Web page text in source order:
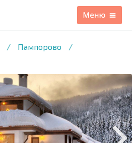
/ Пампорово
/